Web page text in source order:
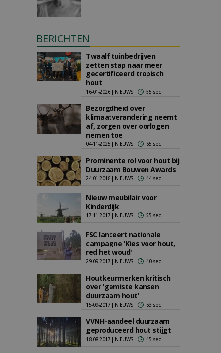
BERICHTEN
Twaalf tuinbedrijven
zetten stap naar meer
gecertificeerd tropisch
hout
16-01-2026 | NIEUWS 55 sec
Bezorgdheid over
klimaatverandering neemt
af, zorgen over oorlogen
nemen toe
04-11-2025 | NIEUWS 65 sec
Prominente rol voor hout bij
Duurzaam Bouwen Awards
24-01-2018 | NIEUWS 44 sec
Nieuw meubilair voor
Kinderdijk
17-11-2017 | NIEUWS 55 sec
FSC lanceert nationale
campagne 'Kies voor hout,
red het woud'
29-09-2017 | NIEUWS 40 sec
Houtkeurmerken kritisch
over 'gemiste kansen
duurzaam hout'
15-09-2017 | NIEUWS 63 sec
VVNH-aandeel duurzaam
geproduceerd hout stijgt
18-08-2017 | NIEUWS 45 sec